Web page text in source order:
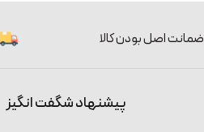
ضمانت اصل بودن کالا
پیشنهاد شگفت انگیز